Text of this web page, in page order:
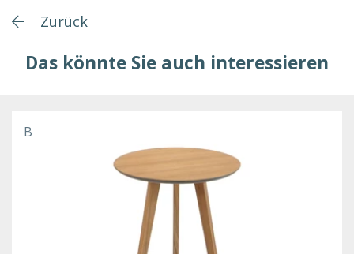
Zurück
Das könnte Sie auch interessieren
B